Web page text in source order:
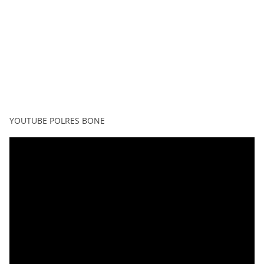
YOUTUBE POLRES BONE